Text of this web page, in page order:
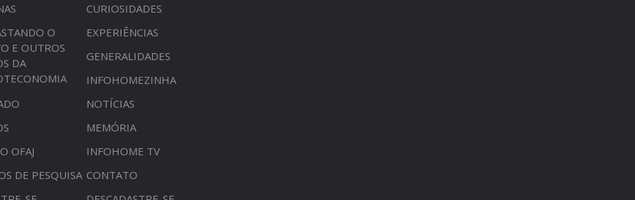
CURIOSIDADES
O
E OUTROS
DA
EXPERIÊNCIAS
GENERALIDADES
INFOHOMEZINHA
NOTÍCIAS
MEMÓRIA
OFAJ
INFOHOME TV
DE PESQUISA CONTATO